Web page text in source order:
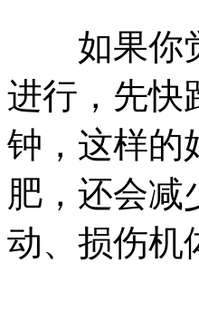
如果你觉
进行，先快
钟，这样的
肥，还会减
动、损伤机